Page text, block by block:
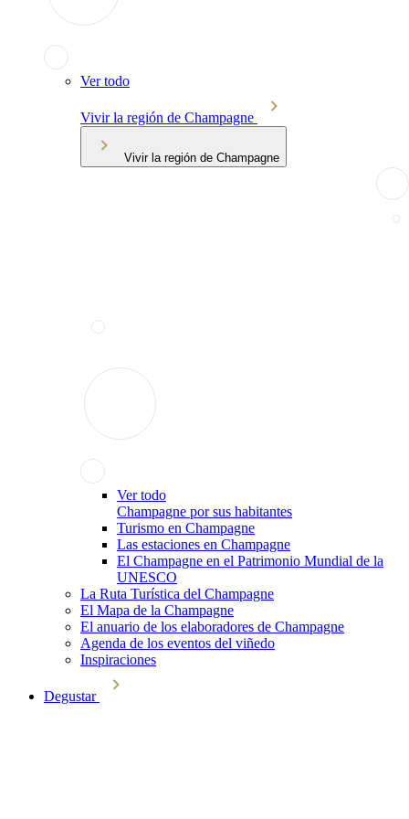
Ver todo
Vivir la región de Champagne
Vivir la región de Champagne
Ver todo
Champagne por sus habitantes
Turismo en Champagne
Las estaciones en Champagne
El Champagne en el Patrimonio Mundial de la
UNESCO
La Ruta Turística del Champagne
El Mapa de la Champagne
El anuario de los elaboradores de Champagne
Agenda de los eventos del viñedo
Inspiraciones
Degustar